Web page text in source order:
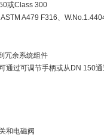
或Class 300
A479 F316、
冗余系统组件
通过可调节手柄或从DN 150
和电磁阀